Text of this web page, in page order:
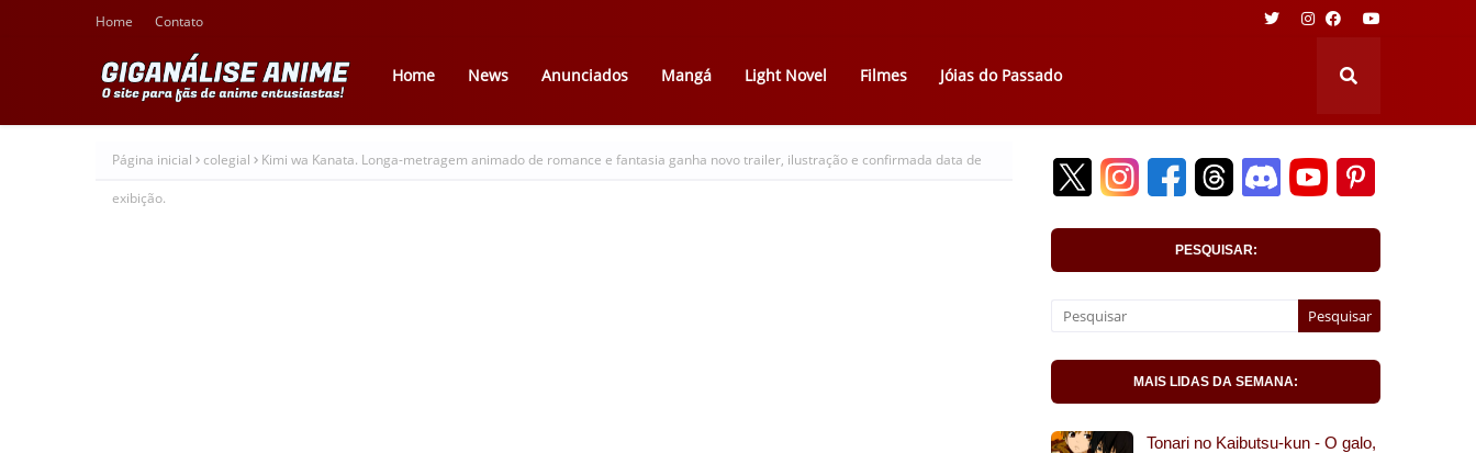
Home Contato
Home News Anunciados Mangá Light Novel Filmes Jóias do Passado
Página inicial colegial Kimi wa Kanata. Longa-metragem animado de romance e fantasia ganha novo trailer, ilustração e confirmada data de
exibição.
PESQUISAR:
MAIS LIDAS DA SEMANA:
Tonari no Kaibutsu-kun - O galo,